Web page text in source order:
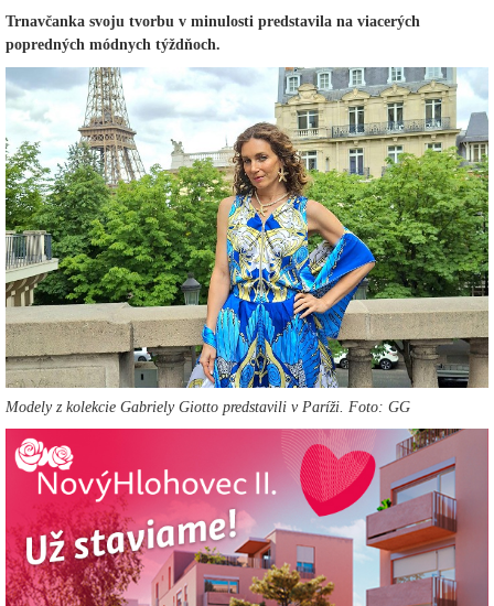
Trnavčanka svoju tvorbu v minulosti predstavila na viacerých
popredných módnych týždňoch.
Modely z kolekcie Gabriely Giotto predstavili v Paríži. Foto: GG